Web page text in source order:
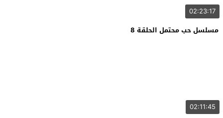
02:23:17
مسلسل حب محتمل الحلقة 8
02:11:45